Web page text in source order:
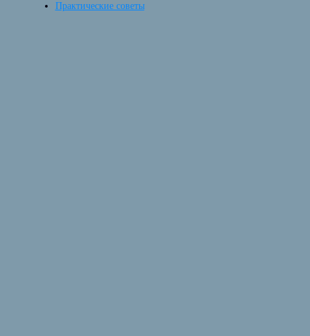
Практические советы